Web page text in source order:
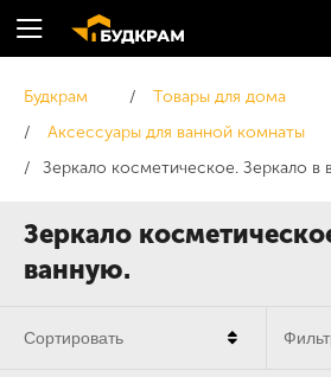
Зеркало
ванную.
Будкрам
Товары для дома
Аксессуары для ванной комнаты
Зеркало косметическое. Зеркало в
Сортировать